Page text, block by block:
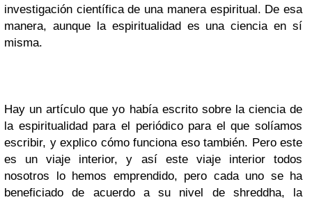
investigación científica de una manera espiritual. De esa
manera, aunque la espiritualidad es una ciencia en sí
misma.
Hay un artículo que yo había escrito sobre la ciencia de
la espiritualidad para el periódico para el que solíamos
escribir, y explico cómo funciona eso también. Pero este
es un viaje interior, y así este viaje interior todos
nosotros lo hemos emprendido, pero cada uno se ha
beneficiado de acuerdo a su nivel de shreddha, la